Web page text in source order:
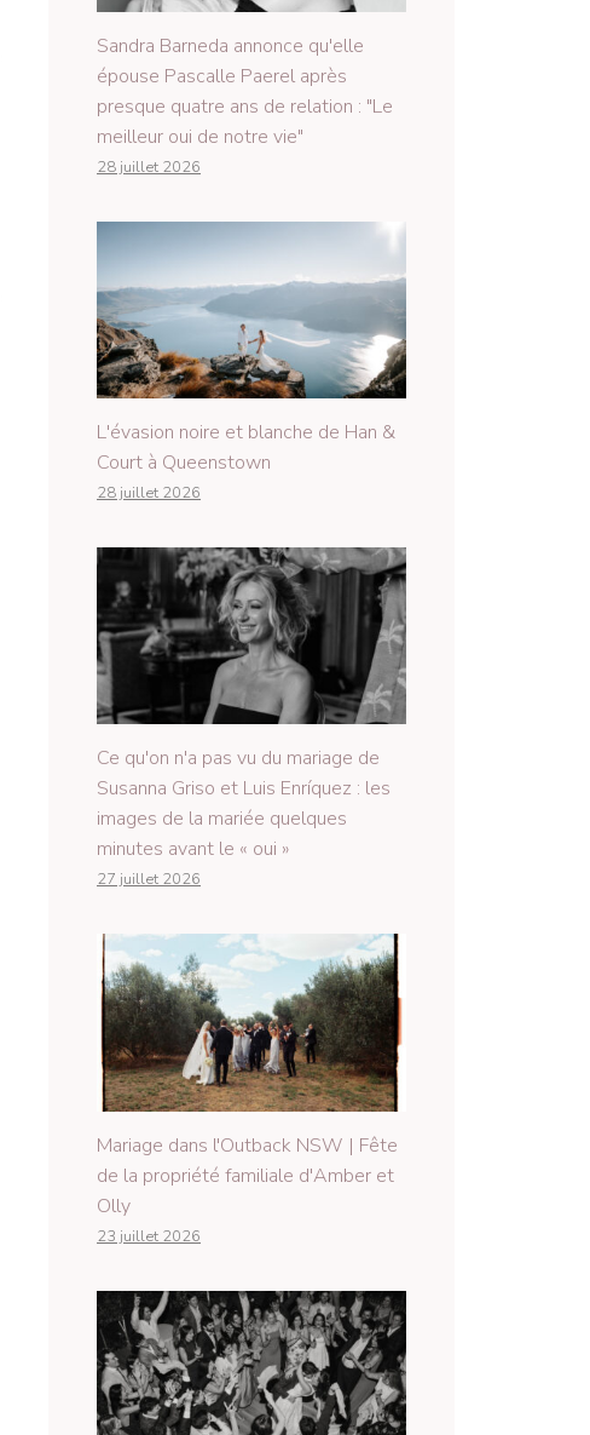
Sandra Barneda annonce qu'elle
épouse Pascalle Paerel après
presque quatre ans de relation : "Le
meilleur oui de notre vie"
28 juillet 2026
L'évasion noire et blanche de Han &
Court à Queenstown
28 juillet 2026
Ce qu'on n'a pas vu du mariage de
Susanna Griso et Luis Enríquez : les
images de la mariée quelques
minutes avant le « oui »
27 juillet 2026
Mariage dans l'Outback NSW | Fête
de la propriété familiale d'Amber et
Olly
23 juillet 2026